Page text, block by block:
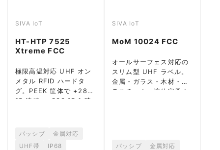
SIVA IoT
HT-HTP 7525
Xtreme FCC
極限高温対応 UHF オン
メタル RFID ハードタ
グ。PEEK 筐体で +280
℃ 連続・+300 ℃ 1 時
パッシブ
金属対応
UHF帯
IP68
SIVA IoT
MoM 10024 FCC
オールサーフェス対応の
スリム型 UHF ラベル。
金属・ガラス・木材・プ
ラスチック・液体容器す
パッシブ
金属対応